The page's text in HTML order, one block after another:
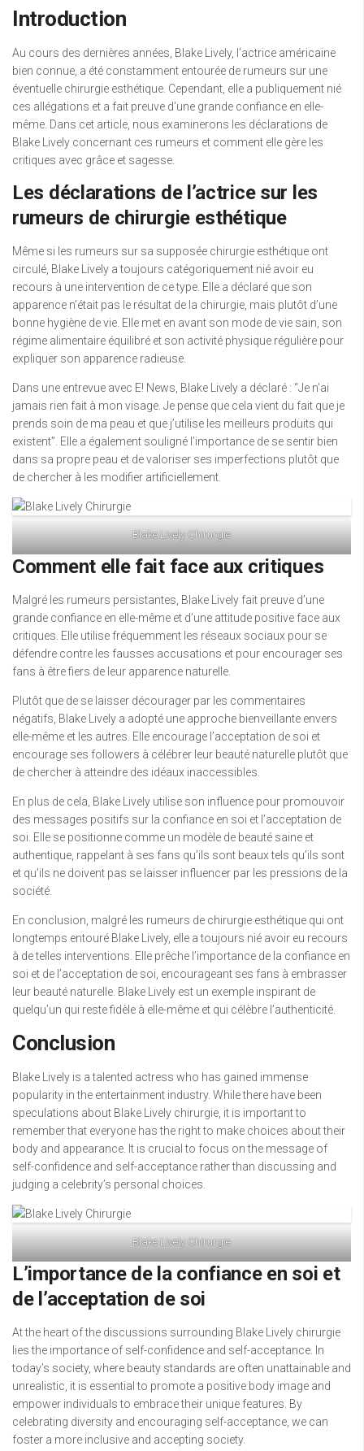
Introduction
Au cours des dernières années, Blake Lively, l’actrice américaine
bien connue, a été constamment entourée de rumeurs sur une
éventuelle chirurgie esthétique. Cependant, elle a publiquement nié
ces allégations et a fait preuve d’une grande confiance en elle-
même. Dans cet article, nous examinerons les déclarations de
Blake Lively concernant ces rumeurs et comment elle gère les
critiques avec grâce et sagesse.
Les déclarations de l’actrice sur les
rumeurs de chirurgie esthétique
Même si les rumeurs sur sa supposée chirurgie esthétique ont
circulé, Blake Lively a toujours catégoriquement nié avoir eu
recours à une intervention de ce type. Elle a déclaré que son
apparence n’était pas le résultat de la chirurgie, mais plutôt d’une
bonne hygiène de vie. Elle met en avant son mode de vie sain, son
régime alimentaire équilibré et son activité physique régulière pour
expliquer son apparence radieuse.
Dans une entrevue avec E! News, Blake Lively a déclaré : “Je n’ai
jamais rien fait à mon visage. Je pense que cela vient du fait que je
prends soin de ma peau et que j’utilise les meilleurs produits qui
existent”. Elle a également souligné l’importance de se sentir bien
dans sa propre peau et de valoriser ses imperfections plutôt que
de chercher à les modifier artificiellement.
Blake Lively Chirurgie
Comment elle fait face aux critiques
Malgré les rumeurs persistantes, Blake Lively fait preuve d’une
grande confiance en elle-même et d’une attitude positive face aux
critiques. Elle utilise fréquemment les réseaux sociaux pour se
défendre contre les fausses accusations et pour encourager ses
fans à être fiers de leur apparence naturelle.
Plutôt que de se laisser décourager par les commentaires
négatifs, Blake Lively a adopté une approche bienveillante envers
elle-même et les autres. Elle encourage l’acceptation de soi et
encourage ses followers à célébrer leur beauté naturelle plutôt que
de chercher à atteindre des idéaux inaccessibles.
En plus de cela, Blake Lively utilise son influence pour promouvoir
des messages positifs sur la confiance en soi et l’acceptation de
soi. Elle se positionne comme un modèle de beauté saine et
authentique, rappelant à ses fans qu’ils sont beaux tels qu’ils sont
et qu’ils ne doivent pas se laisser influencer par les pressions de la
société.
En conclusion, malgré les rumeurs de chirurgie esthétique qui ont
longtemps entouré Blake Lively, elle a toujours nié avoir eu recours
à de telles interventions. Elle prêche l’importance de la confiance en
soi et de l’acceptation de soi, encourageant ses fans à embrasser
leur beauté naturelle. Blake Lively est un exemple inspirant de
quelqu’un qui reste fidèle à elle-même et qui célèbre l’authenticité.
Conclusion
Blake Lively is a talented actress who has gained immense
popularity in the entertainment industry. While there have been
speculations about Blake Lively chirurgie, it is important to
remember that everyone has the right to make choices about their
body and appearance. It is crucial to focus on the message of
self-confidence and self-acceptance rather than discussing and
judging a celebrity’s personal choices.
Blake Lively Chirurgie
L’importance de la confiance en soi et
de l’acceptation de soi
At the heart of the discussions surrounding Blake Lively chirurgie
lies the importance of self-confidence and self-acceptance. In
today’s society, where beauty standards are often unattainable and
unrealistic, it is essential to promote a positive body image and
empower individuals to embrace their unique features. By
celebrating diversity and encouraging self-acceptance, we can
foster a more inclusive and accepting society.